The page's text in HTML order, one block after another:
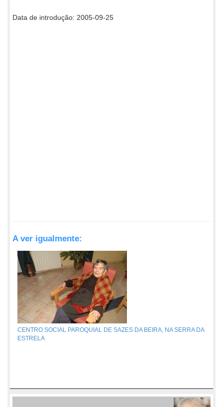
Data de introdução: 2005-09-25
A ver igualmente:
CENTRO SOCIAL PAROQUIAL DE SAZES DA BEIRA, NA SERRA DA
ESTRELA